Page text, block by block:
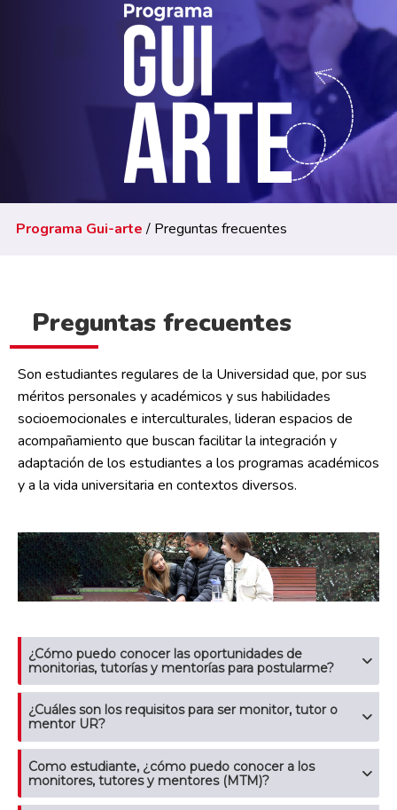
Programa Gui-arte/ Preguntas frecuentes
Preguntas frecuentes
Son estudiantes regulares de la Universidad que, por sus
méritos personales y académicos y sus habilidades
socioemocionales e interculturales, lideran espacios de
acompañamiento que buscan facilitar la integración y
adaptación de los estudiantes a los programas académicos
y a la vida universitaria en contextos diversos.
¿Cómo puedo conocer las oportunidades de
monitorias, tutorías y mentorías para postularme?
¿Cuáles son los requisitos para ser monitor, tutor o
mentor UR?
Como estudiante, ¿cómo puedo conocer a los
monitores, tutores y mentores (MTM)?